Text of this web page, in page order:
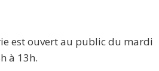
est ouvert au public du mardi
à 13h.